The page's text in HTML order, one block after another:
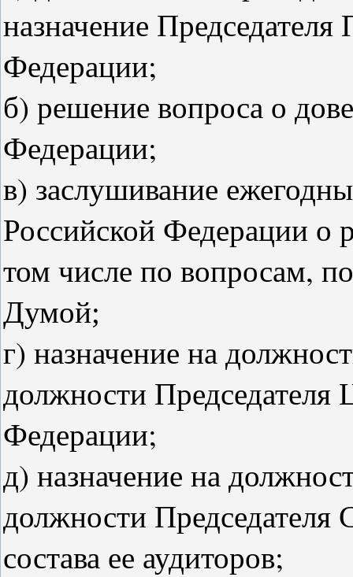
назначение Председателя
Федерации;
б) решение вопроса о
Федерации;
в) заслушивание
Российской Федерации о
том числе по вопросам,
Думой;
г) назначение на
должности Председателя
Федерации;
д) назначение на
должности
состава ее аудиторов;